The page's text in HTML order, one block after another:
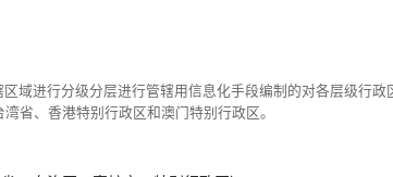
域进行分级分层进行管辖用信息化手段编制的对各层级行
省、香港特别行政区和澳门特别行政区。